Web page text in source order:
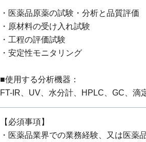
・医薬品原薬の試験・分析と品質評価
・原材料の受け入れ試験
・工程の評価試験
・安定性モニタリング
■使用する分析機器：
FT-IR、UV、水分計、HPLC、GC、滴
【必須事項】
・医薬品業界での業務経験、又は医薬